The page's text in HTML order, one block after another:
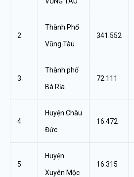
2
Thành Phố
Vũng Tàu
341.552
3
Thành phố
Bà Rịa
72.111
4
Huyện Châu
Đức
16.472
5
Huyện
Xuyên Mộc
16.315